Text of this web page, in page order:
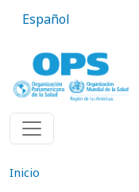
Español
Inicio